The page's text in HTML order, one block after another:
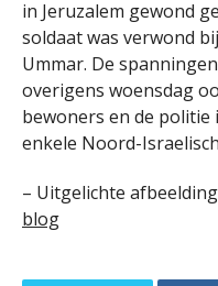
in Jeruzalem gewond
soldaat was verwond
Ummar. De
overigens woensdag
bewoners en de politie
enkele Noord-
– Uitgelichte
blog